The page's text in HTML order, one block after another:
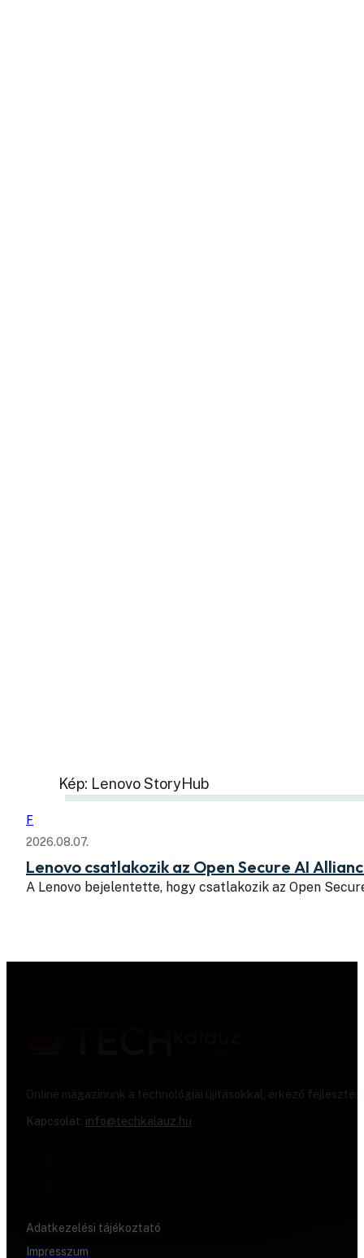
Kép: Lenovo StoryHub
F
2026.08.07.
Lenovo csatlakozik az Open Secure AI
A Lenovo bejelentette, hogy csatlakozik az Open
Online magazinunk a technológiai újításokkal, érkező
Kapcsolat: info@techkalauz.hu
Adatkezelési tájékoztató
Impresszum